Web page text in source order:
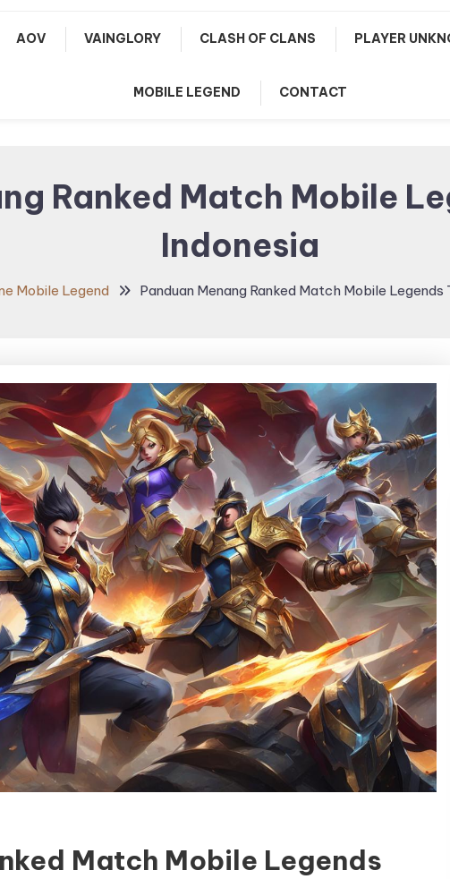
AOV VAINGLORY CLASH OF CLANS PLAYER
MOBILE LEGEND CONTACT
Ranked Match Mobile
Indonesia
Mobile Legend Panduan Menang Ranked Match Mobile Legends
Match Mobile Legends